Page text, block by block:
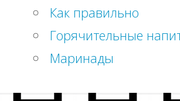
Как правильно
Горячительные
Маринады